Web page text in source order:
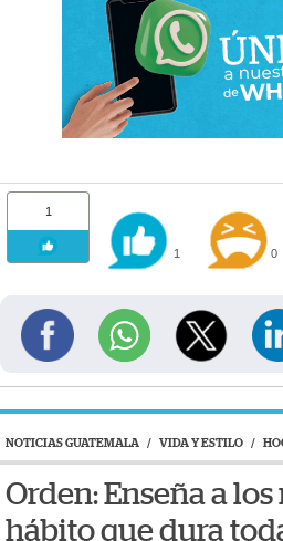
1
1 0
NOTICIAS GUATEMALA / VIDA Y ESTILO /
Orden: Enseña a
hábito que dura